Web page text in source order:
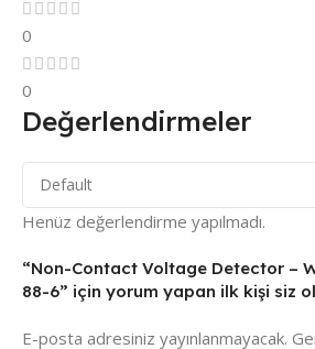
0
0
Değerlendirmeler
Henüz değerlendirme yapılmadı.
“Non-Contact Voltage Detector –
88-6” için yorum yapan ilk kişi siz
E-posta adresiniz yayınlanmayacak.